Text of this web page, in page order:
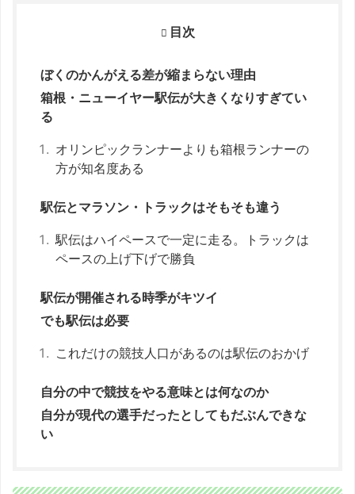
目次
ぼくのかんがえる差が縮まらない理由
箱根・ニューイヤー駅伝が大きくなりすぎてい
る
オリンピックランナーよりも箱根ランナーの
方が知名度ある
駅伝とマラソン・トラックはそもそも違う
駅伝はハイペースで一定に走る。トラックは
ペースの上げ下げで勝負
駅伝が開催される時季がキツイ
でも駅伝は必要
これだけの競技人口があるのは駅伝のおかげ
自分の中で競技をやる意味とは何なのか
自分が現代の選手だったとしてもだぶんできな
い